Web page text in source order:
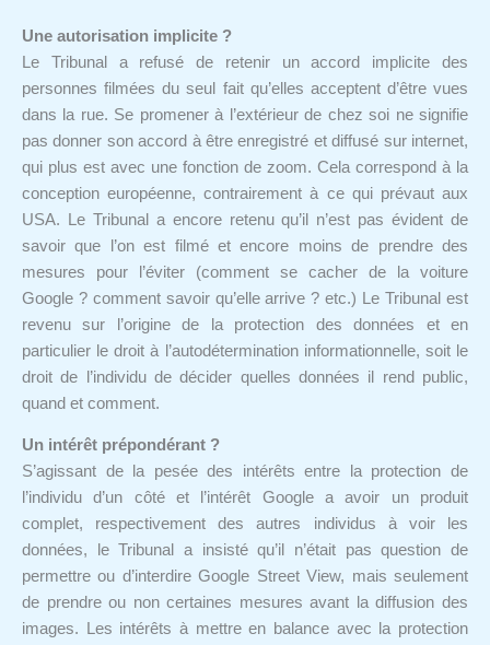
Une autorisation implicite ?
Le Tribunal a refusé de retenir un accord implicite des
personnes filmées du seul fait qu’elles acceptent d’être vues
dans la rue. Se promener à l’extérieur de chez soi ne signifie
pas donner son accord à être enregistré et diffusé sur internet,
qui plus est avec une fonction de zoom. Cela correspond à la
conception européenne, contrairement à ce qui prévaut aux
USA. Le Tribunal a encore retenu qu’il n’est pas évident de
savoir que l’on est filmé et encore moins de prendre des
mesures pour l’éviter (comment se cacher de la voiture
Google ? comment savoir qu’elle arrive ? etc.) Le Tribunal est
revenu sur l’origine de la protection des données et en
particulier le droit à l’autodétermination informationnelle, soit le
droit de l’individu de décider quelles données il rend public,
quand et comment.
Un intérêt prépondérant ?
S’agissant de la pesée des intérêts entre la protection de
l’individu d’un côté et l’intérêt Google a avoir un produit
complet, respectivement des autres individus à voir les
données, le Tribunal a insisté qu’il n’était pas question de
permettre ou d’interdire Google Street View, mais seulement
de prendre ou non certaines mesures avant la diffusion des
images. Les intérêts à mettre en balance avec la protection